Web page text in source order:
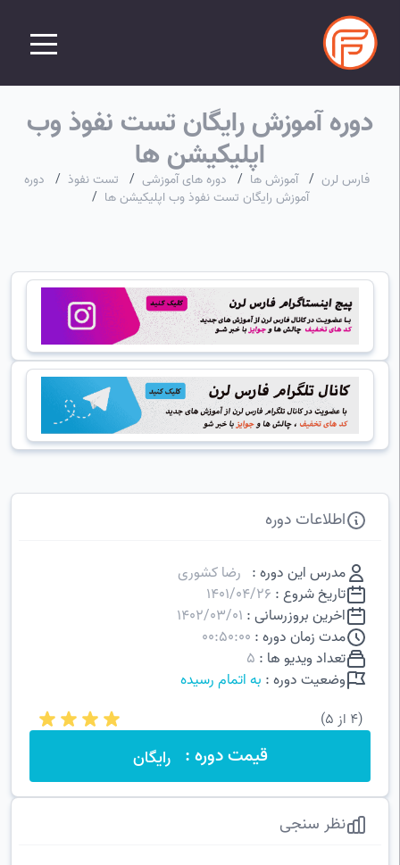
دوره آموزش رایگان تست نفوذ وب
اپلیکیشن ها
فارس لرن / آموزش ها / دوره های آموزشی / تست نفوذ / دوره
آموزش رایگان تست نفوذ وب اپلیکیشن ها /
اطلاعات دوره
مدرس این دوره : رضا کشوری
تاریخ شروع : 1401/04/26
اخرین بروزرسانی : 1402/03/01
مدت زمان دوره : 00:50:00
تعداد ویدیو ها : 5
وضعیت دوره : به اتمام رسیده
(4 از 5)
قیمت دوره : رایگان
نظر سنجی